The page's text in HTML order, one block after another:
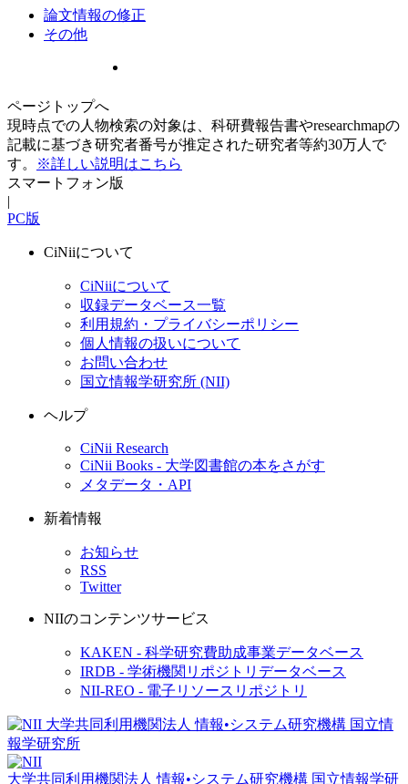
論文情報の修正
その他
ページトップへ
現時点での人物検索の対象は、科研費報告書やresearchmapの
記載に基づき研究者番号が推定された研究者等約30万人で
す。
※詳しい説明はこちら
スマートフォン版
|
PC版
CiNiiについて
CiNiiについて
収録データベース一覧
利用規約・プライバシーポリシー
個人情報の扱いについて
お問い合わせ
国立情報学研究所 (NII)
ヘルプ
CiNii Research
CiNii Books - 大学図書館の本をさがす
メタデータ・API
新着情報
お知らせ
RSS
Twitter
NIIのコンテンツサービス
KAKEN - 科学研究費助成事業データベース
IRDB - 学術機関リポジトリデータベース
NII-REO - 電子リソースリポジトリ
大学共同利用機関法人 情報•システム研究機構 国立情報学研